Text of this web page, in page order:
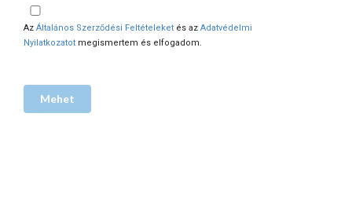
Az Általános Szerződési Feltételeket és az Adatvédelmi
Nyilatkozatot megismertem és elfogadom.